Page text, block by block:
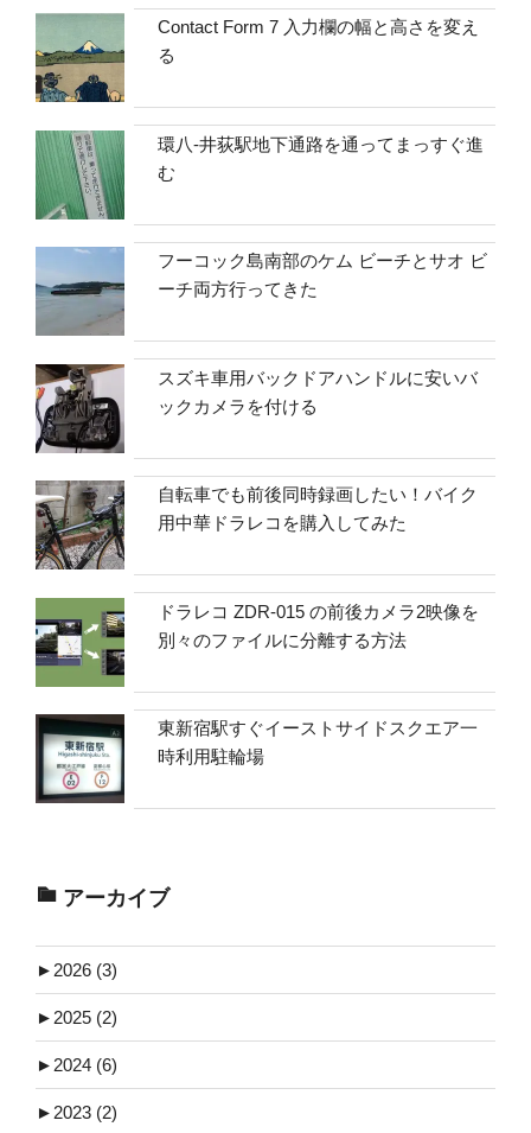
Contact Form 7 入力欄の幅と高さを変え
る
環八-井荻駅地下通路を通ってまっすぐ進
む
フーコック島南部のケム ビーチとサオ ビ
ーチ両方行ってきた
スズキ車用バックドアハンドルに安いバ
ックカメラを付ける
自転車でも前後同時録画したい！バイク
用中華ドラレコを購入してみた
ドラレコ ZDR-015 の前後カメラ2映像を
別々のファイルに分離する方法
東新宿駅すぐイーストサイドスクエア一
時利用駐輪場
アーカイブ
► 2026 (3)
► 2025 (2)
► 2024 (6)
► 2023 (2)